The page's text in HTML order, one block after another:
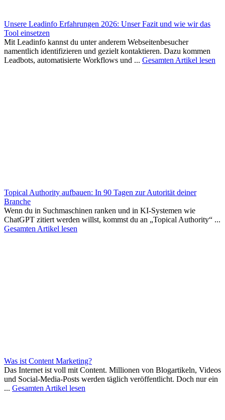
Unsere Leadinfo Erfahrungen 2026: Unser Fazit und wie wir das
Tool einsetzen
Mit Leadinfo kannst du unter anderem Webseitenbesucher
namentlich identifizieren und gezielt kontaktieren. Dazu kommen
Leadbots, automatisierte Workflows und ... Gesamten Artikel lesen
Topical Authority aufbauen: In 90 Tagen zur Autorität deiner
Branche
Wenn du in Suchmaschinen ranken und in KI-Systemen wie
ChatGPT zitiert werden willst, kommst du an „Topical Authority“ ...
Gesamten Artikel lesen
Was ist Content Marketing?
Das Internet ist voll mit Content. Millionen von Blogartikeln, Videos
und Social-Media-Posts werden täglich veröffentlicht. Doch nur ein
... Gesamten Artikel lesen